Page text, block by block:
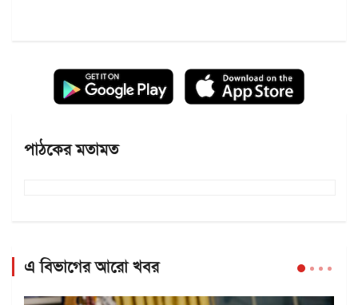
পাঠকের মতামত
এ বিভাগের আরো খবর